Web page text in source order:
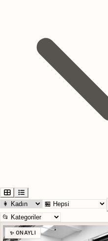
✨ ONAYLI